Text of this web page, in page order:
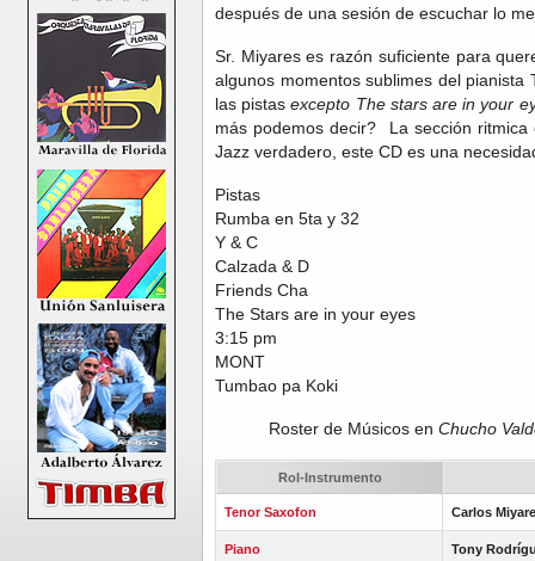
después de una sesión de escuchar lo
Sr. Miyares es razón suficiente para
algunos momentos sublimes del pianista
las pistas excepto The stars are in your
más podemos decir? La sección
Jazz verdadero, este CD es una
Pistas
Rumba en 5ta y 32
Y & C
Calzada & D
Friends Cha
The Stars are in your eyes
3:15 pm
MONT
Tumbao pa Koki
Roster de Músicos en Chucho
Rol-Instrumento
Tenor Saxofon Carlos
Piano Tony